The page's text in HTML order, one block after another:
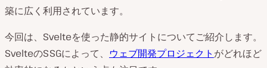
築に広く利用されています。
今回は、Svelteを使った静的サイトについてご紹介します。
SvelteのSSGによって、 ウェブ開発プロジェクト がどれほど